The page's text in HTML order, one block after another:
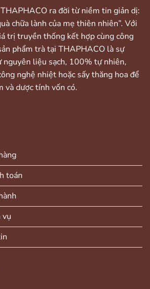
ra đời từ niềm tin giản dị:
chữa lành của mẹ thiên nhiên”. Với
trị truyền thống kết hợp cùng công
phẩm trà tại THAPHACO là sự
nguyên liệu sạch, 100% tự nhiên,
nghệ nhiệt hoặc sấy thăng hoa để
và dược tính vốn có.
toán
vụ